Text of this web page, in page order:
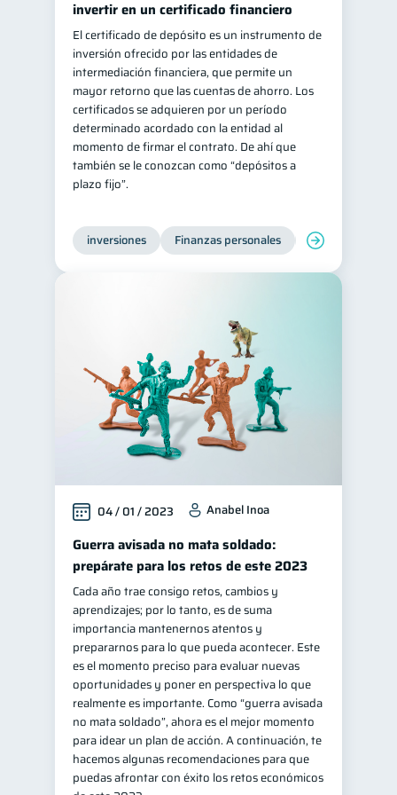
Gasto responsable 1
información financiera
invertir en un certificado financiero
El certificado de depósito es un instrumento de
inversión ofrecido por las entidades de
intermediación financiera, que permite un
mayor retorno que las cuentas de ahorro. Los
certificados se adquieren por un período
determinado acordado con la entidad al
momento de firmar el contrato. De ahí que
también se le conozcan como “depósitos a
plazo fijo”.
inversiones Finanzas personales Educación
04 / 01 / 2023 Anabel Inoa
Guerra avisada no mata soldado:
prepárate para los retos de este 2023
Cada año trae consigo retos, cambios y
aprendizajes; por lo tanto, es de suma
importancia mantenernos atentos y
prepararnos para lo que pueda acontecer. Este
es el momento preciso para evaluar nuevas
oportunidades y poner en perspectiva lo que
realmente es importante. Como “guerra avisada
no mata soldado”, ahora es el mejor momento
para idear un plan de acción. A continuación, te
hacemos algunas recomendaciones para que
puedas afrontar con éxito los retos económicos